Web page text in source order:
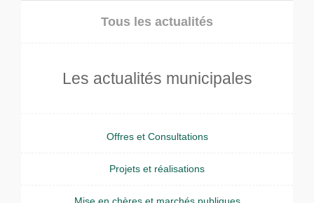
Tous les actualités
Les actualités municipales
Offres et Consultations
Projets et réalisations